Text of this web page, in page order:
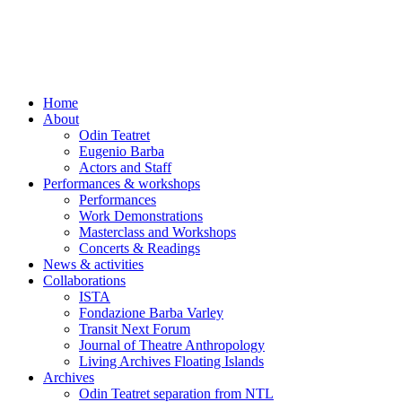
Home
About
Odin Teatret
Eugenio Barba
Actors and Staff
Performances & workshops
Performances
Work Demonstrations
Masterclass and Workshops
Concerts & Readings
News & activities
Collaborations
ISTA
Fondazione Barba Varley
Transit Next Forum
Journal of Theatre Anthropology
Living Archives Floating Islands
Archives
Odin Teatret separation from NTL